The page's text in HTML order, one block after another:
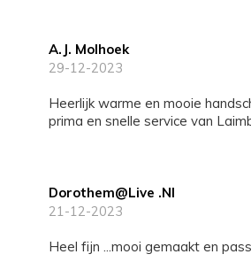
A.J. Molhoek
29-12-2023
Heerlijk warme en mooie handschoenen! En
prima en snelle service van
Dorothem@live .nl
21-12-2023
heel fijn ...mooi gemaakt en